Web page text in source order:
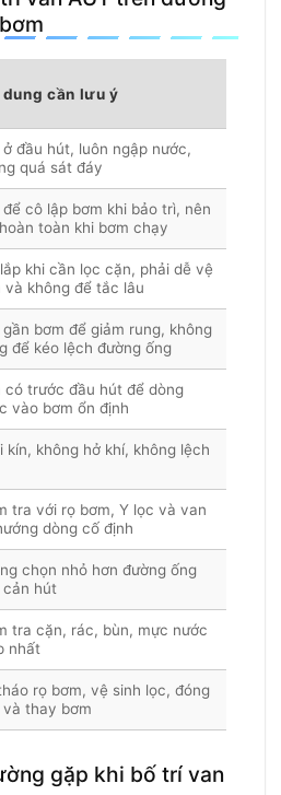
dung cần lưu ý
ở đầu hút, luôn ngập nước,
quá sát đáy
để cô lập bơm khi bảo trì, nên
toàn khi bơm chạy
khi cần lọc cặn, phải dễ vệ
và không để tắc lâu
gần bơm để giảm rung, không
để kéo lệch đường ống
có trước đầu hút để dòng
vào bơm ổn định
kín, không hở khí, không lệch
tra với rọ bơm, Y lọc và van
dòng cố định
chọn nhỏ hơn đường ống
hút
tra cặn, rác, bùn, mực nước
nhất
rọ bơm, vệ sinh lọc, đóng
thay bơm
gặp khi bố trí van